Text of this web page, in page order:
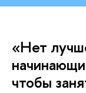
«Нет
чтобы